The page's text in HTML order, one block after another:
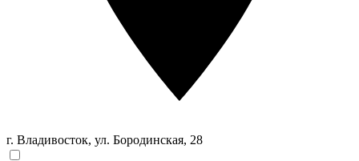
г. Владивосток, ул. Бородинская, 28